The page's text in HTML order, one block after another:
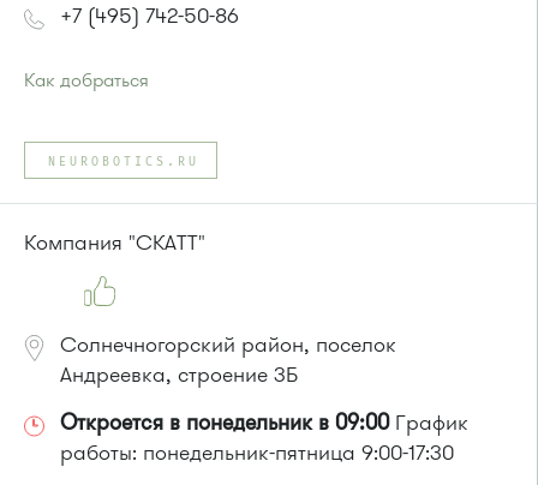
+7 (495) 742-50-86
Как добраться
Автобус 31
или до остановки"Южная промзона"
автобус 31
NEUROBOTICS.RU
Компания "СКАТТ"
Солнечногорский район, поселок
Андреевка, строение 3Б
Откроется в понедельник в 09:00График
работы: понедельник-пятница 9:00-17:30